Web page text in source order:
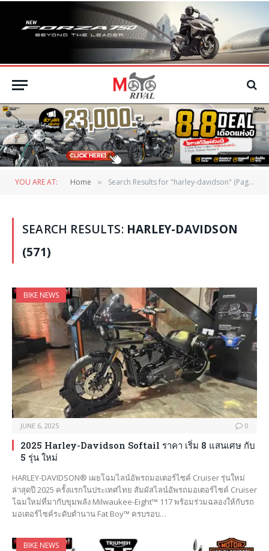
YOU ARE AT: Home » Search Results for "harley-davidson" (Page 3)
SEARCH RESULTS: HARLEY-DAVIDSON
(571)
BIKE NEWS
JUNE 6, 2025 0
2025 Harley-Davidson Softail ราคา เริ่ม 8 แสนเศษ กับ
5 รุ่น ใหม่
HARLEY-DAVIDSON® เผยโฉมไลน์อัพรถมอเตอร์ไซค์ Cruiser รุ่นใหม่
ล่าสุดปี 2025 ครั้งแรกในประเทศไทย สัมผัสไลน์อัพรถมอเตอร์ไซค์ Cruiser
โฉมใหม่ที่มากับขุมพลัง Milwaukee-Eight™ 117 พร้อมร่วมฉลองให้กับรถ
มอเตอร์ไซค์ระดับตำนาน Fat Boy™ ครบรอบ…
BIKE NEWS